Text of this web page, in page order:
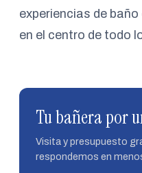
experiencias de
en el centro de todo
Tu bañera por
Visita y presupuesto
respondemos en